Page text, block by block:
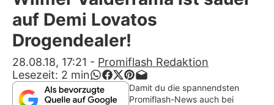
Alle Themen auf Promiflash
Jobs
App runterladen
Team
auf Demi Lovatos
Drogendealer!
28.08.18, 17:21 - Promiflash Redaktion
Lesezeit: 2 min
Damit du die spannendsten
Promiflash-News auch bei